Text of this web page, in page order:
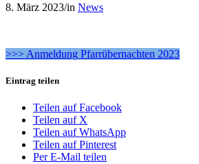
8. März 2023/in News
>>> Anmeldung Pfarrübernachten 2023
Eintrag teilen
Teilen auf Facebook
Teilen auf X
Teilen auf WhatsApp
Teilen auf Pinterest
Per E-Mail teilen